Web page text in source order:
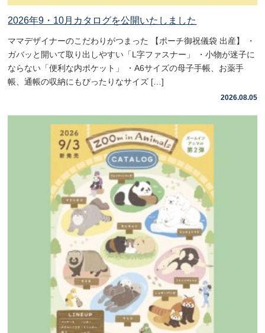
2026年9・10月カタログを公開いたしました
ママデザイナーのこだわりがつまった 【ポーチ御祝儀袋 出産】 ・
ガバッと開いて取り出しやすい「L字ファスナー」 ・小物が迷子に
ならない「便利な内ポケット」 ・A6サイズの母子手帳、お薬手
帳、通帳の収納にもぴったりなサイズ […]
2026.08.05